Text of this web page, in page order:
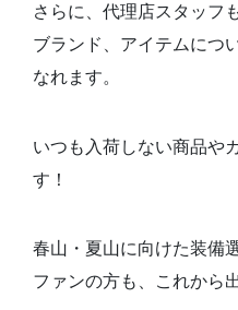
さらに、代理店スタッフ
ブランド、アイテムにつ
なれます。
いつも入荷しない商品や
す！
春山・夏山に向けた装備
ファンの方も、これから